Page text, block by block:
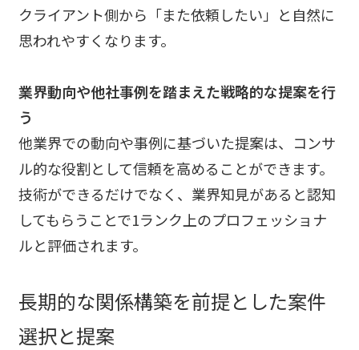
クライアント側から「また依頼したい」と自然に
思われやすくなります。
業界動向や他社事例を踏まえた戦略的な提案を行
う
他業界での動向や事例に基づいた提案は、コンサ
ル的な役割として信頼を高めることができます。
技術ができるだけでなく、業界知見があると認知
してもらうことで1ランク上のプロフェッショナ
ルと評価されます。
長期的な関係構築を前提とした案件
選択と提案